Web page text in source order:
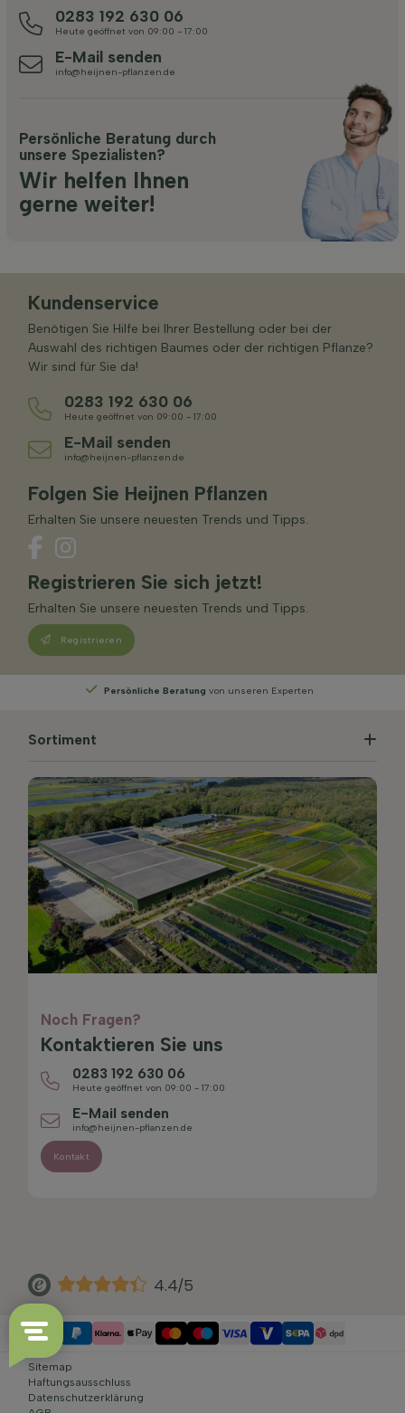
0283 192 630 06
Heute geöffnet von 09:00 - 17:00
E-Mail senden
info@heijnen-pflanzen.de
Persönliche Beratung durch
unsere Spezialisten?
Wir helfen Ihnen
gerne weiter!
Kundenservice
Benötigen Sie Hilfe bei Ihrer Bestellung oder bei der
Auswahl des richtigen Baumes oder der richtigen Pflanze?
Wir sind für Sie da!
0283 192 630 06
Heute geöffnet von 09:00 - 17:00
E-Mail senden
info@heijnen-pflanzen.de
Folgen Sie Heijnen Pflanzen
Erhalten Sie unsere neuesten Trends und Tipps.
Registrieren Sie sich jetzt!
Erhalten Sie unsere neuesten Trends und Tipps.
Registrieren
WählenSie Ihre Lieferwoche
Sortiment
Noch Fragen?
Kontaktieren Sie uns
0283 192 630 06
Heute geöffnet von 09:00 - 17:00
E-Mail senden
info@heijnen-pflanzen.de
Kontakt
4.4/5
Sitemap
Haftungsausschluss
Datenschutzerklärung